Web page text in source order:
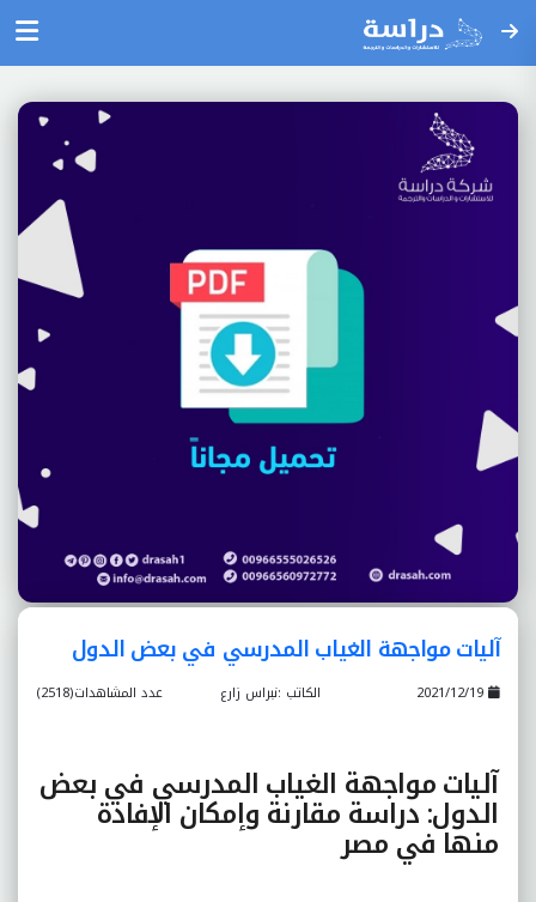
آليات مواجهة الغياب المدرسي في بعض الدول
عدد المشاهدات(2518) الكاتب :نبراس زارع
آليات مواجهة الغياب المدرسي في بعض
الدول: دراسة مقارنة وإمکان الإفادة
منها في مصر